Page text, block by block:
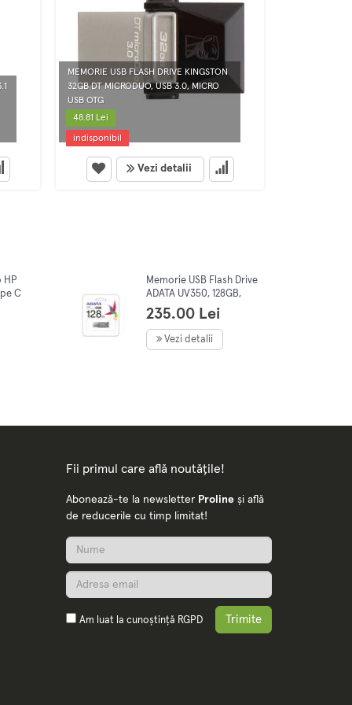
MEMORIE USB FLASH DRIVE KINGSTON
32GB DT MICRODUO, USB 3.0, MICRO
USB OTG
48.81 Lei
indisponibil
Vezi detalii
HP
C
Memorie USB Flash Drive
ADATA UV350, 128GB,
USB 3.2
235.00 Lei
Vezi detalii
Fii primul care află noutățile!
Abonează-te la newsletter Prolineși află
de reducerile cu timp limitat!
Am luat la cunoștință RGPD Trimite